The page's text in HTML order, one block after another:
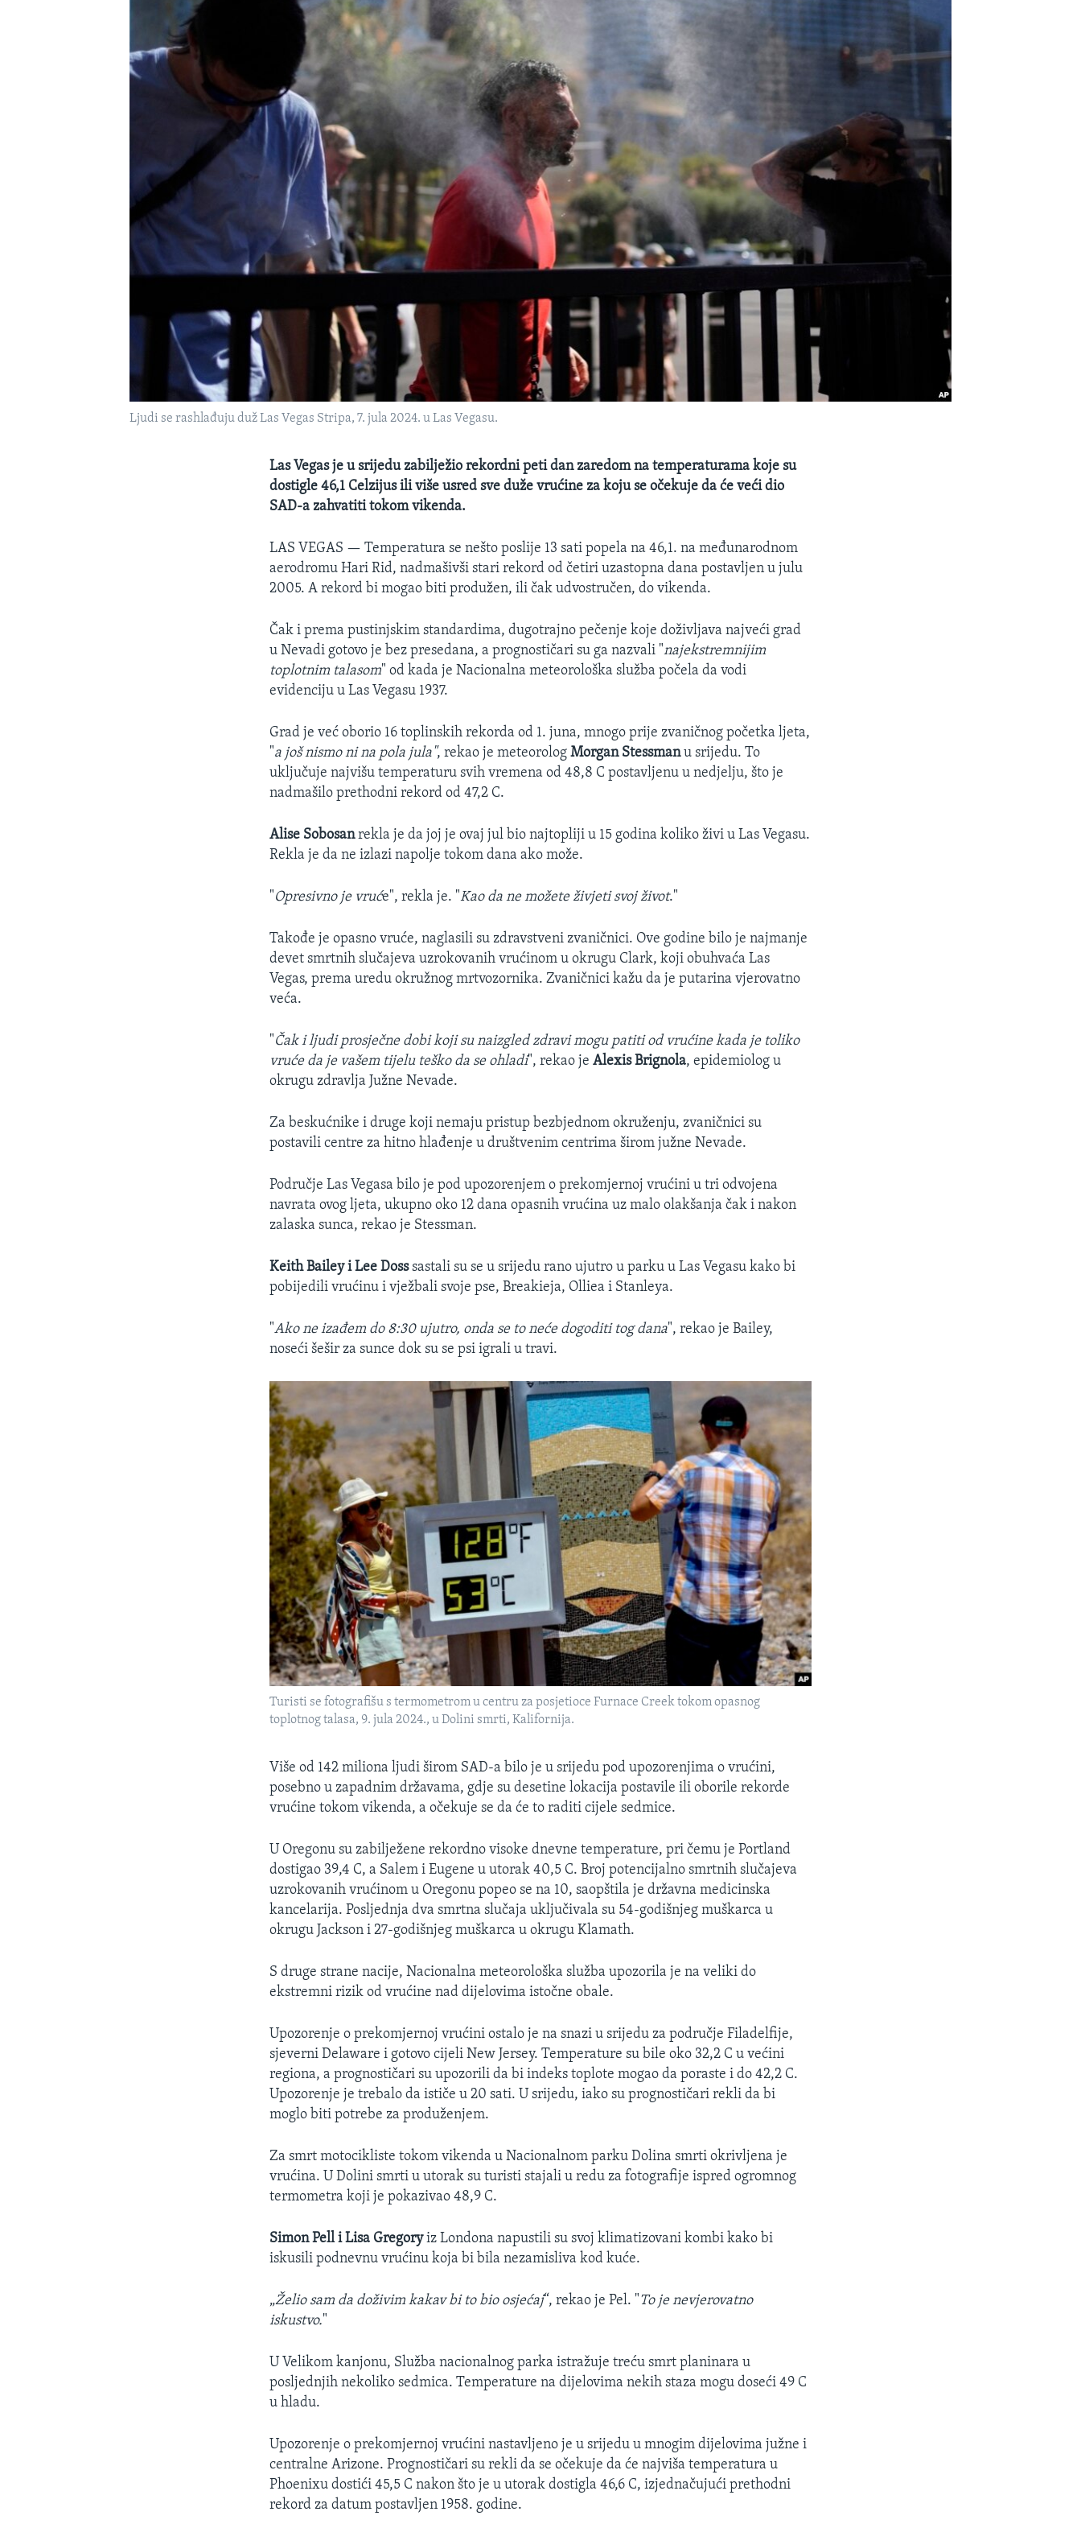
Ljudi se rashlađuju duž Las Vegas Stripa, 7. jula 2024. u Las Vegasu.
Las Vegas je u srijedu zabilježio rekordni peti dan zaredom na temperaturama koje su
dostigle 46,1 Celzijus ili više usred sve duže vrućine za koju se očekuje da će veći dio
SAD-a zahvatiti tokom vikenda.
LAS VEGAS —Temperatura se nešto poslije 13 sati popela na 46,1. na međunarodnom
aerodromu Hari Rid, nadmašivši stari rekord od četiri uzastopna dana postavljen u julu
2005. A rekord bi mogao biti produžen, ili čak udvostručen, do vikenda.
Čak i prema pustinjskim standardima, dugotrajno pečenje koje doživljava najveći grad
u Nevadi gotovo je bez presedana, a prognostičari su ga nazvali "najekstremnijim
toplotnim talasom" od kada je Nacionalna meteorološka služba počela da vodi
evidenciju u Las Vegasu 1937.
Grad je već oborio 16 toplinskih rekorda od 1. juna, mnogo prije zvaničnog početka ljeta,
"a još nismo ni na pola jula", rekao je meteorologMorgan Stessmanu srijedu. To
uključuje najvišu temperaturu svih vremena od 48,8 C postavljenu u nedjelju, što je
nadmašilo prethodni rekord od 47,2 C.
Alise Sobosanrekla je da joj je ovaj jul bio najtopliji u 15 godina koliko živi u Las Vegasu.
Rekla je da ne izlazi napolje tokom dana ako može.
"Opresivno je vruće", rekla je. "Kao da ne možete živjeti svoj život."
Takođe je opasno vruće, naglasili su zdravstveni zvaničnici. Ove godine bilo je najmanje
devet smrtnih slučajeva uzrokovanih vrućinom u okrugu Clark, koji obuhvaća Las
Vegas, prema uredu okružnog mrtvozornika. Zvaničnici kažu da je putarina vjerovatno
veća.
"Čak i ljudi prosječne dobi koji su naizgled zdravi mogu patiti od vrućine kada je toliko
vruće da je vašem tijelu teško da se ohladi", rekao jeAlexis Brignola, epidemiolog u
okrugu zdravlja Južne Nevade.
Za beskućnike i druge koji nemaju pristup bezbjednom okruženju, zvaničnici su
postavili centre za hitno hlađenje u društvenim centrima širom južne Nevade.
Područje Las Vegasa bilo je pod upozorenjem o prekomjernoj vrućini u tri odvojena
navrata ovog ljeta, ukupno oko 12 dana opasnih vrućina uz malo olakšanja čak i nakon
zalaska sunca, rekao je Stessman.
Keith Bailey i Lee Dosssastali su se u srijedu rano ujutro u parku u Las Vegasu kako bi
pobijedili vrućinu i vježbali svoje pse, Breakieja, Olliea i Stanleya.
"Ako ne izađem do 8:30 ujutro, onda se to neće dogoditi tog dana", rekao je Bailey,
noseći šešir za sunce dok su se psi igrali u travi.
Turisti se fotografišu s termometrom u centru za posjetioce Furnace Creek tokom opasnog
toplotnog talasa, 9. jula 2024., u Dolini smrti, Kalifornija.
Više od 142 miliona ljudi širom SAD-a bilo je u srijedu pod upozorenjima o vrućini,
posebno u zapadnim državama, gdje su desetine lokacija postavile ili oborile rekorde
vrućine tokom vikenda, a očekuje se da će to raditi cijele sedmice.
U Oregonu su zabilježene rekordno visoke dnevne temperature, pri čemu je Portland
dostigao 39,4 C, a Salem i Eugene u utorak 40,5 C. Broj potencijalno smrtnih slučajeva
uzrokovanih vrućinom u Oregonu popeo se na 10, saopštila je državna medicinska
kancelarija. Posljednja dva smrtna slučaja uključivala su 54-godišnjeg muškarca u
okrugu Jackson i 27-godišnjeg muškarca u okrugu Klamath.
S druge strane nacije, Nacionalna meteorološka služba upozorila je na veliki do
ekstremni rizik od vrućine nad dijelovima istočne obale.
Upozorenje o prekomjernoj vrućini ostalo je na snazi u srijedu za područje Filadelfije,
sjeverni Delaware i gotovo cijeli New Jersey. Temperature su bile oko 32,2 C u većini
regiona, a prognostičari su upozorili da bi indeks toplote mogao da poraste i do 42,2 C.
Upozorenje je trebalo da ističe u 20 sati. U srijedu, iako su prognostičari rekli da bi
moglo biti potrebe za produženjem.
Za smrt motocikliste tokom vikenda u Nacionalnom parku Dolina smrti okrivljena je
vrućina. U Dolini smrti u utorak su turisti stajali u redu za fotografije ispred ogromnog
termometra koji je pokazivao 48,9 C.
Simon Pell i Lisa Gregoryiz Londona napustili su svoj klimatizovani kombi kako bi
iskusili podnevnu vrućinu koja bi bila nezamisliva kod kuće.
„Želio sam da doživim kakav bi to bio osjećaj“, rekao je Pel. "To je nevjerovatno
iskustvo."
U Velikom kanjonu, Služba nacionalnog parka istražuje treću smrt planinara u
posljednjih nekoliko sedmica. Temperature na dijelovima nekih staza mogu doseći 49 C
u hladu.
Upozorenje o prekomjernoj vrućini nastavljeno je u srijedu u mnogim dijelovima južne i
centralne Arizone. Prognostičari su rekli da se očekuje da će najviša temperatura u
Phoenixu dostići 45,5 C nakon što je u utorak dostigla 46,6 C, izjednačujući prethodni
rekord za datum postavljen 1958. godine.